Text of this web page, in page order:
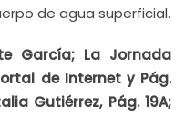
de agua superficial.
García; La Jornada
de Internet y Pág.
Gutiérrez, Pág. 19A;